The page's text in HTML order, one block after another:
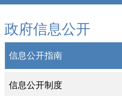
政府信息公开
信息公开指南
信息公开制度